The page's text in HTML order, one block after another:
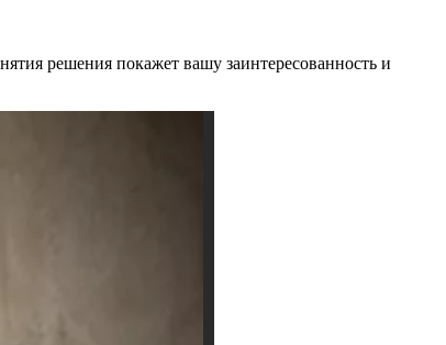
решения покажет вашу заинтересованность и